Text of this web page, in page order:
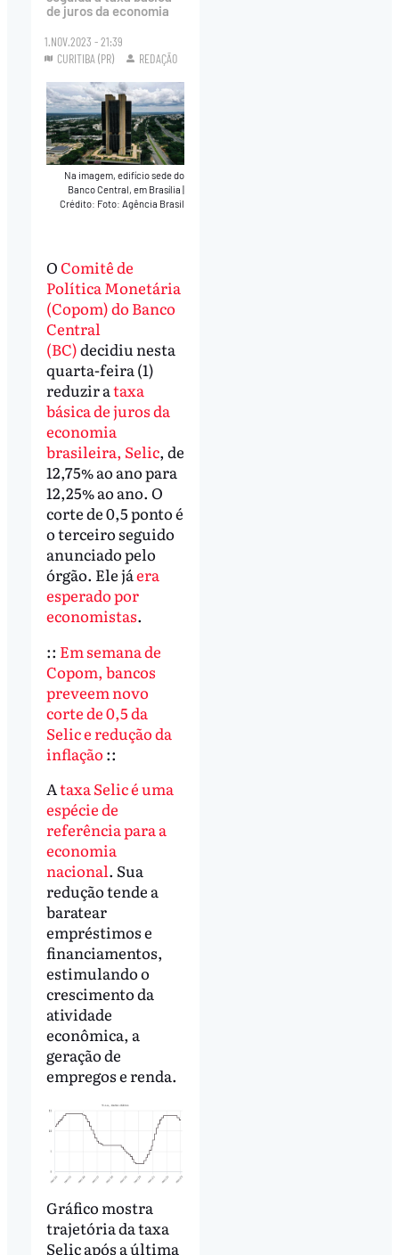
de juros da economia
1.NOV.2023 - 21:39
CURITIBA (PR)
REDAÇÃO
Na imagem, edifício sede do
Banco Central, em Brasília|
Crédito: Foto: Agência Brasil
OComitê de
Política Monetária
(Copom) do Banco
Central
(BC)decidiu nesta
quarta-feira (1)
reduzir ataxa
básica de juros da
economia
brasileira, Selic, de
12,75% ao ano para
12,25% ao ano. O
corte de 0,5 ponto é
o terceiro seguido
anunciado pelo
órgão. Ele jáera
esperado por
economistas.
:: Em semana de
Copom, bancos
preveem novo
corte de 0,5 da
Selic e redução da
inflação ::
Ataxa Selic é uma
espécie de
referência para a
economia
nacional. Sua
redução tende a
baratear
empréstimos e
financiamentos,
estimulando o
crescimento da
atividade
econômica, a
geração de
empregos e renda.
Gráfico mostra
trajetória da taxa
Selic após a última